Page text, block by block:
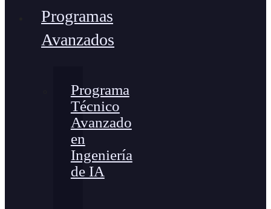
Programas
Avanzados
Programa
Técnico
Avanzado
en
Ingeniería
de IA